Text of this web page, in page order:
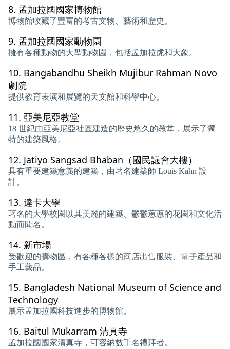
8. 孟加拉國國家博物館
博物館收藏了豐富的考古文物、藝術和歷史。
9. 孟加拉國國家動物園
擁有各種動物的大型動物園，包括孟加拉虎和大象。
10. Bangabandhu Sheikh Mujibur Ra​​hman Novo
劇院
提供教育表演和展覽的天文館和科學中心。
11. 亞美尼亞教堂
18 世紀由亞美尼亞社區建造的歷史悠久的教堂，展示了獨
特的建築風格。
12. Jatiyo Sangsad Bhaban（國民議會大樓）
具有重要建築意義的建築，由著名建築師 Louis Kahn 設
計。
13. 達卡大學
著名的大學校園以其美麗的建築、鬱鬱蔥蔥的花園和文化活
動而聞名。
14. 新市場
受歡迎的購物區，有各種各樣的商店出售服裝、電子產品和
手工藝品。
15. Bangladesh National Museum of Science and
Technology
展示孟加拉國科技進步的博物館。
16. Baitul Mukarram 清真寺
孟加拉國國家清真寺，可容納數千名禮拜者。